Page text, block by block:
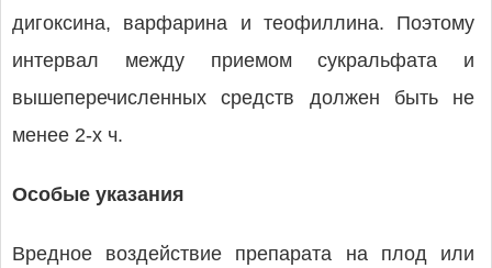
дигоксина, варфарина и теофиллина. Поэтому
интервал между приемом сукральфата и
вышеперечисленных средств должен быть не
менее 2-х ч.
Особые указания
Вредное воздействие препарата на плод или